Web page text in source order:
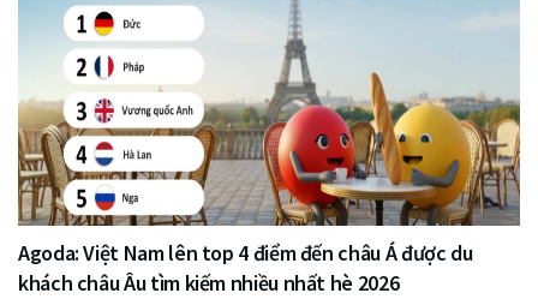
Agoda: Việt Nam lên top 4 điểm đến châu Á được du
khách châu Âu tìm kiếm nhiều nhất hè 2026